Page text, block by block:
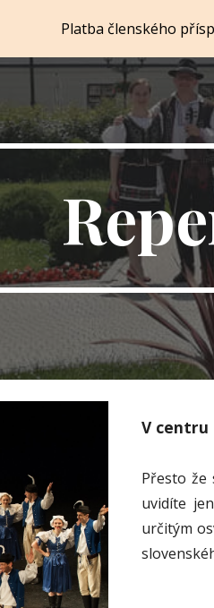
Skip to main contentPlatba členského
V centru
Přesto že
uvidíte
určitým